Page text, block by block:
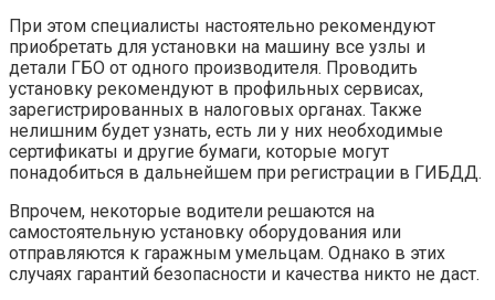
При этом специалисты настоятельно рекомендуют
приобретать для установки на машину все узлы и
детали ГБО от одного производителя. Проводить
установку рекомендуют в профильных сервисах,
зарегистрированных в налоговых органах. Также
нелишним будет узнать, есть ли у них необходимые
сертификаты и другие бумаги, которые могут
понадобиться в дальнейшем при регистрации в ГИБДД.
Впрочем, некоторые водители решаются на
самостоятельную установку оборудования или
отправляются к гаражным умельцам. Однако в этих
случаях гарантий безопасности и качества никто не даст.